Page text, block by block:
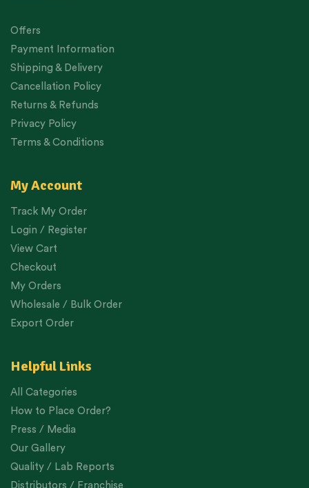
Offers
Payment Information
Shipping & Delivery
Cancellation Policy
Returns & Refunds
Privacy Policy
Terms & Conditions
My Account
Track My Order
Login / Register
View Cart
Checkout
My Orders
Wholesale / Bulk Order
Export Order
Helpful Links
All Categories
How to Place Order?
Press / Media
Our Gallery
Quality / Lab Reports
Distributors / Franchise